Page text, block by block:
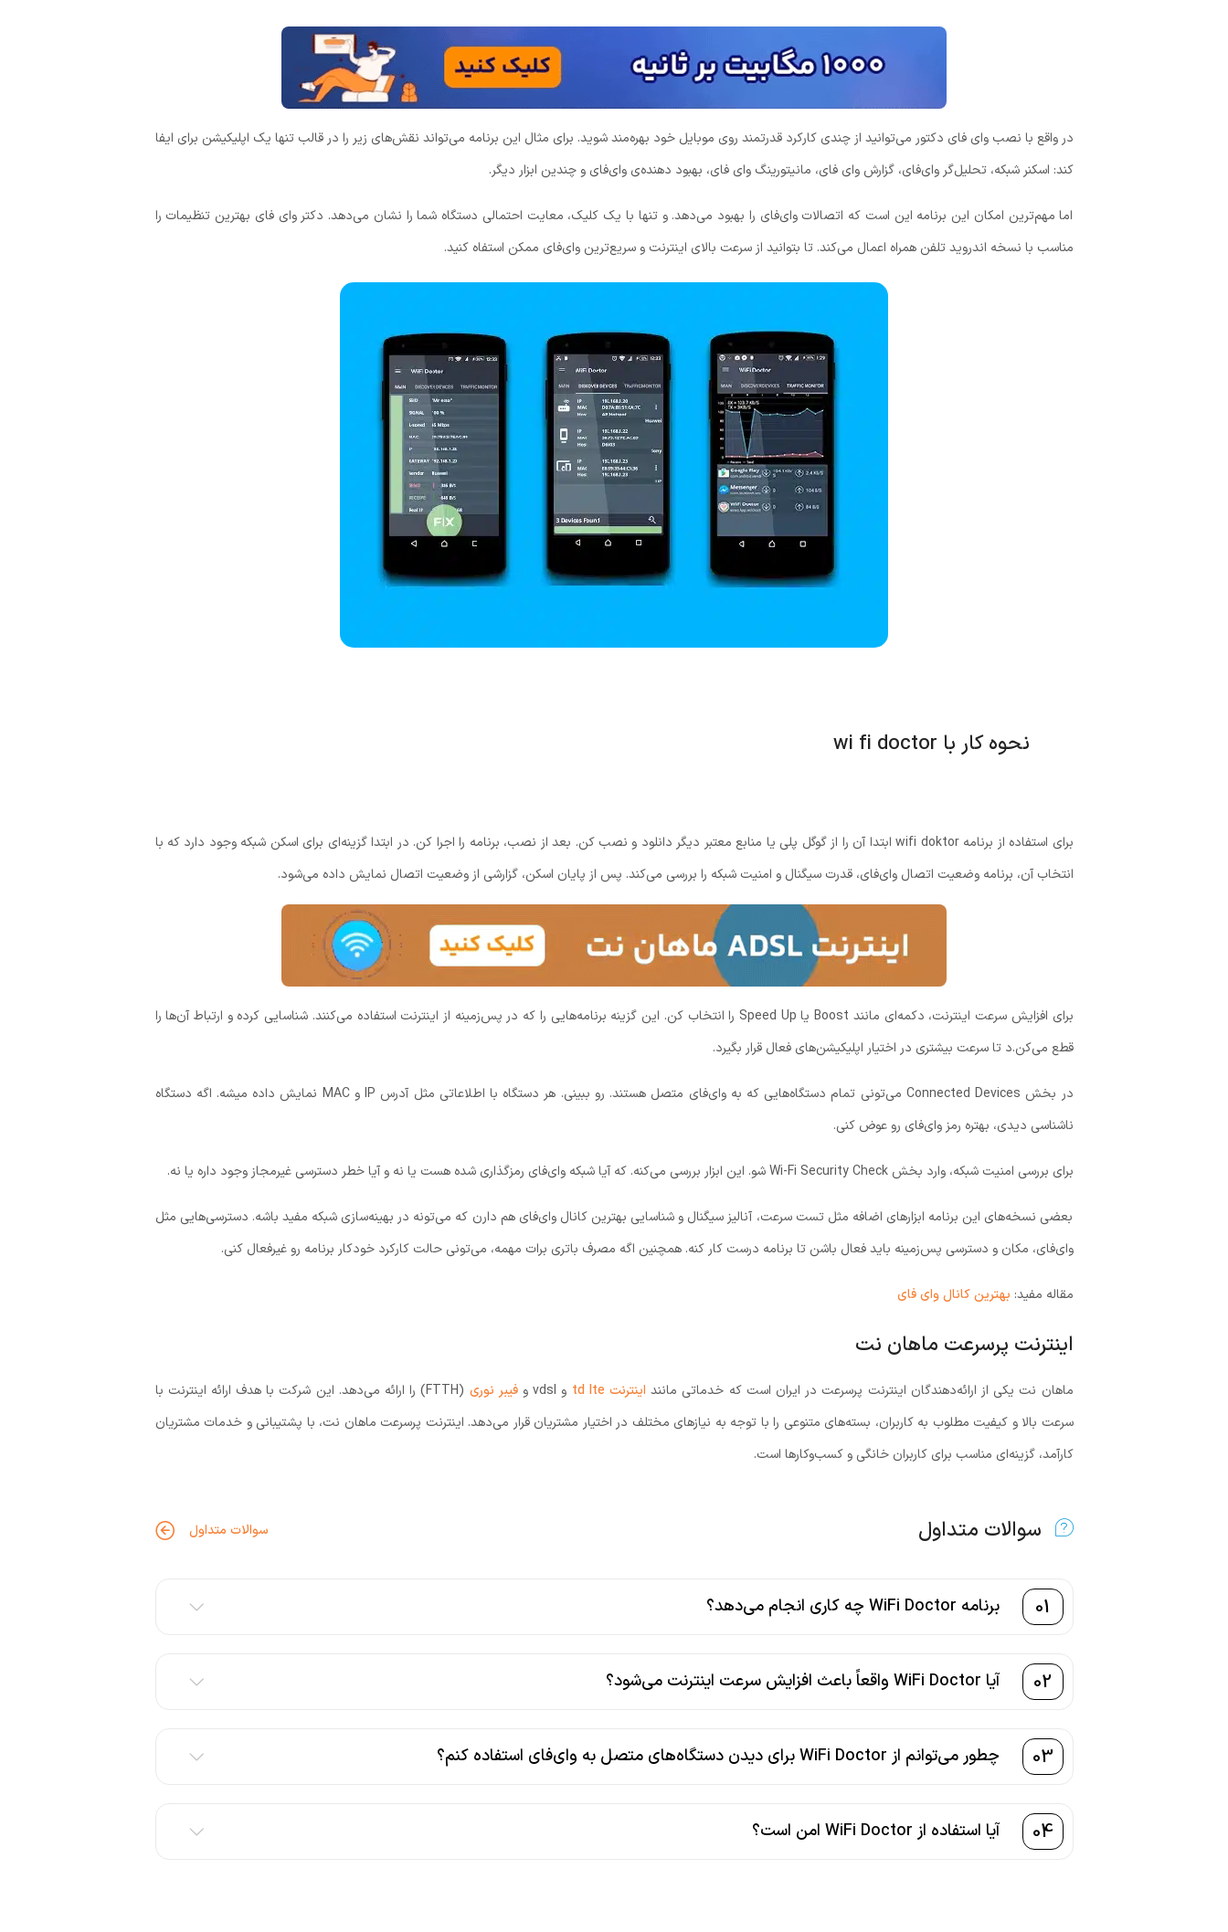
نمایش IP و MAC آدرس دستگاه‌های متصل در بخش Connected Devices
بررسی رمزگذاری وای‌فای و شناسایی احتمال دسترسی غیرمجاز در بخش Wi-Fi Security Check
ابزارهای اضافی تست سرعت، آنالیز سیگنال، شناسایی بهترین کانال وای‌فای (در برخی نسخه‌ها)
دسترسی‌های موردنیاز وای‌فای، موقعیت مکانی، دسترسی پس‌زمینه (برای عملکرد صحیح)
در واقع با نصبواي فاي دكتور می‌توانید از چندی کارکرد قدرتمند روی موبایل خود بهره‌مند شوید. برای مثال این برنامه می‌تواند نقش‌های زیر را در قالب تنها یک اپلیکیشن برای ایفا
کند: اسکنر شبکه، تحلیل‌گر وای‌فای، گزارش وای فای، مانیتورینگ وای فای، بهبود دهنده‌ی وای‌فای و چندین ابزار دیگر.
اما مهم‌ترین امکان این برنامه این است که اتصالات وای‌فای را بهبود می‌دهد. و تنها با یک کلیک، معایت احتمالی دستگاه شما را نشان می‌دهد. دکتر وای فای بهترین تنظیمات را
مناسب با نسخه اندروید تلفن همراه اعمال می‌کند. تا بتوانید از سرعت بالای اینترنت و سریع‌ترین وای‌فای ممکن استفاه کنید.
نحوه کار با wi fi doctor
برای استفاده از برنامهwifi doktorابتدا آن را از گوگل پلی یا منابع معتبر دیگر دانلود و نصب کن. بعد از نصب، برنامه را اجرا کن. در ابتدا گزینه‌ای برای اسکن شبکه وجود دارد که با
انتخاب آن، برنامه وضعیت اتصال وای‌فای، قدرت سیگنال و امنیت شبکه را بررسی می‌کند. پس از پایان اسکن، گزارشی از وضعیت اتصال نمایش داده می‌شود.
برای افزایش سرعت اینترنت، دکمه‌ای مانند Boost یا Speed Up را انتخاب کن. این گزینه برنامه‌هایی را که در پس‌زمینه از اینترنت استفاده می‌کنند. شناسایی کرده و ارتباط آن‌ها را
قطع می‌کن.د تا سرعت بیشتری در اختیار اپلیکیشن‌های فعال قرار بگیرد.
در بخش Connected Devices می‌تونی تمام دستگاه‌هایی که به وای‌فای متصل هستند. رو ببینی. هر دستگاه با اطلاعاتی مثل آدرس IP و MAC نمایش داده میشه. اگه دستگاه
ناشناسی دیدی، بهتره رمز وای‌فای رو عوض کنی.
برای بررسی امنیت شبکه، وارد بخش Wi-Fi Security Check شو. این ابزار بررسی می‌کنه. که آیا شبکه وای‌فای رمزگذاری شده هست یا نه و آیا خطر دسترسی غیرمجاز وجود داره یا نه.
بعضی نسخه‌های این برنامه ابزارهای اضافه مثل تست سرعت، آنالیز سیگنال و شناسایی بهترین کانال وای‌فای هم دارن که می‌تونه در بهینه‌سازی شبکه مفید باشه. دسترسی‌هایی مثل
وای‌فای، مکان و دسترسی پس‌زمینه باید فعال باشن تا برنامه درست کار کنه. همچنین اگه مصرف باتری برات مهمه، می‌تونی حالت کارکرد خودکار برنامه رو غیرفعال کنی.
مقاله مفید: بهترین کانال وای فای
اینترنت پرسرعت ماهان نت
ماهان نت یکی از ارائه‌دهندگان اینترنت پرسرعت در ایران است که خدماتی مانند اینترنت td lte و vdsl و فیبر نوری
(FTTH) را ارائه می‌دهد. این شرکت با هدف ارائه اینترنت با
سرعت بالا و کیفیت مطلوب به کاربران، بسته‌های متنوعی را با توجه به نیازهای مختلف در اختیار مشتریان قرار می‌دهد. اینترنت پرسرعت ماهان نت، با پشتیبانی و خدمات مشتریان
کارآمد، گزینه‌ای مناسب برای کاربران خانگی و کسب‌وکارها است.
سوالات متداول سوالات متداول
01 برنامه WiFi Doctor چه کاری انجام می‌دهد؟
02 آیا WiFi Doctor واقعاً باعث افزایش سرعت اینترنت می‌شود؟
03 چطور می‌توانم از WiFi Doctor برای دیدن دستگاه‌های متصل به وای‌فای استفاده کنم؟
04 آیا استفاده از WiFi Doctor امن است؟